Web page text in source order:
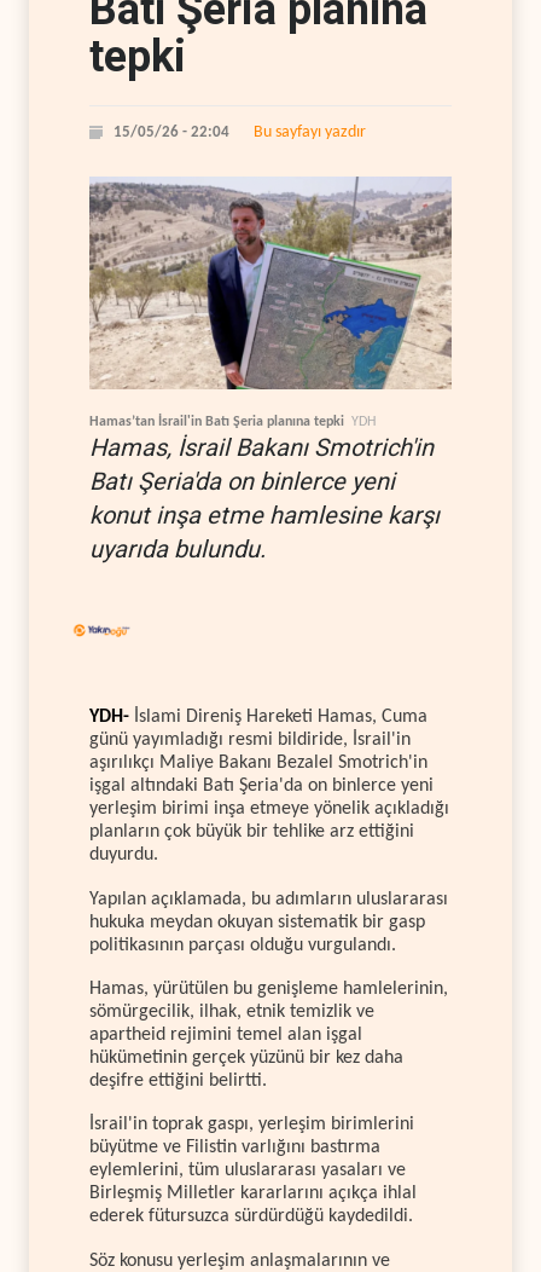
tepki
15/05/26 - 22:04 Bu sayfayı yazdır
Hamas’tan İsrail'in Batı Şeria planına tepki YDH
Hamas, İsrail Bakanı Smotrich'in
Batı Şeria'da on binlerce yeni
konut inşa etme hamlesine karşı
uyarıda bulundu.
YDH- İslami Direniş Hareketi Hamas, Cuma
günü yayımladığı resmi bildiride, İsrail'in
aşırılıkçı Maliye Bakanı Bezalel Smotrich'in
işgal altındaki Batı Şeria'da on binlerce yeni
yerleşim birimi inşa etmeye yönelik açıkladığı
planların çok büyük bir tehlike arz ettiğini
duyurdu.
Yapılan açıklamada, bu adımların uluslararası
hukuka meydan okuyan sistematik bir gasp
politikasının parçası olduğu vurgulandı.
Hamas, yürütülen bu genişleme hamlelerinin,
sömürgecilik, ilhak, etnik temizlik ve
apartheid rejimini temel alan işgal
hükümetinin gerçek yüzünü bir kez daha
deşifre ettiğini belirtti.
İsrail'in toprak gaspı, yerleşim birimlerini
büyütme ve Filistin varlığını bastırma
eylemlerini, tüm uluslararası yasaları ve
Birleşmiş Milletler kararlarını açıkça ihlal
ederek fütursuzca sürdürdüğü kaydedildi.
Söz konusu yerleşim anlaşmalarının ve